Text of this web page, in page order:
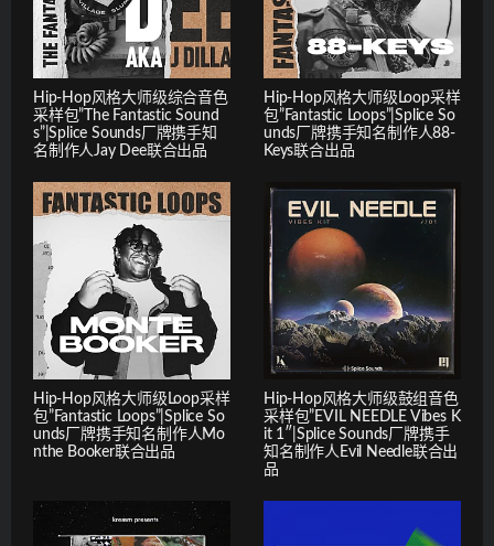
Hip-Hop风格大师级综合音色
采样包”The Fantastic Sound
s”|Splice Sounds厂牌携手知
名制作人Jay Dee联合出品
Hip-Hop风格大师级Loop采样
包”Fantastic Loops”|Splice So
unds厂牌携手知名制作人88-
Keys联合出品
Hip-Hop风格大师级Loop采样
包”Fantastic Loops”|Splice So
unds厂牌携手知名制作人Mo
nthe Booker联合出品
Hip-Hop风格大师级鼓组音色
采样包”EVIL NEEDLE Vibes K
it 1″|Splice Sounds厂牌携手
知名制作人Evil Needle联合出
品